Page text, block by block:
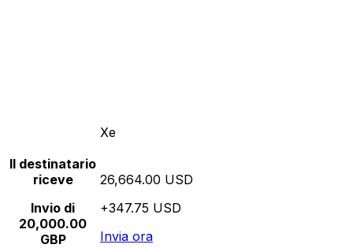
Xe
Il destinatario
riceve
Invio di
20,000.00
GBP
26,664.00 USD
+347.75 USD
Invia ora